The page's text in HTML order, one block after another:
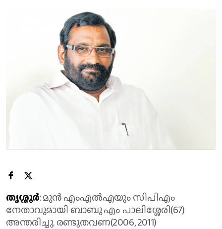
തൃശ്ശൂര്‍: മുന്‍ എംഎല്‍എയും സിപിഎം
നേതാവുമായി ബാബു എം പാലിശ്ശേരി(67)
അന്തരിച്ചു. രണ്ടുതവണ(2006, 2011)